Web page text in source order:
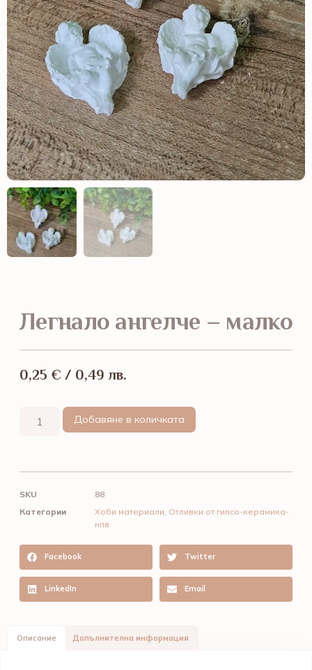
Легнало ангелче – малко
0,25 € / 0,49 лв.
Добавяне в количката
SKU
88
Категории
Хоби материали Отливки от гипсо-керамика-
нпв
Facebook Twitter
LinkedIn Email
Описание Допълнителна информация